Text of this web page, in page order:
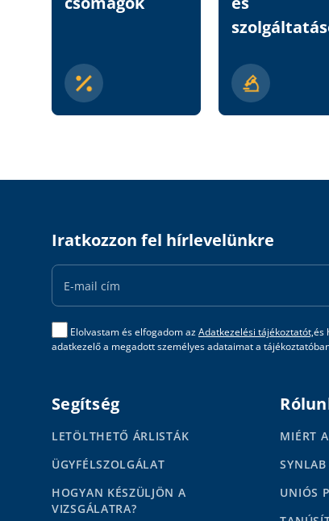
Iratkozzon fel hírlevelünkre
Email
Address
Elolvastam és elfogadom azAdatkezelési tájékoztatót,és
adatkezelő a megadott személyes adataimat a
Segítség
LETÖLTHETŐ ÁRLISTÁK
ÜGYFÉLSZOLGÁLAT
HOGYAN KÉSZÜLJÖN A
VIZSGÁLATRA?
MIÉRT
UNIÓS